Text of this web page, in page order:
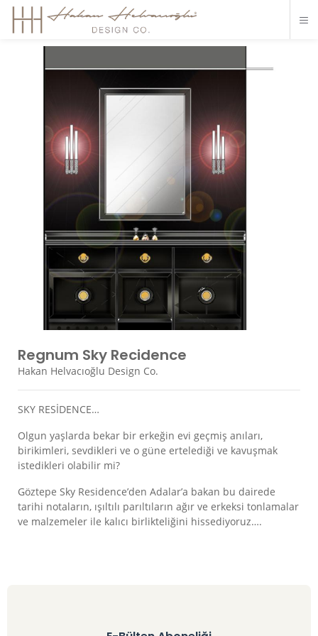
Regnum Sky Recidence
Hakan Helvacıoğlu Design Co.
SKY RESİDENCE…
Olgun yaşlarda bekar bir erkeğin evi geçmiş anıları,
birikimleri, sevdikleri ve o güne ertelediği ve kavuşmak
istedikleri olabilir mi?
Göztepe Sky Residence’den Adalar’a bakan bu dairede
tarihi notaların, ışıltılı parıltıların ağır ve erkeksi tonlamalar
ve malzemeler ile kalıcı birlikteliğini hissediyoruz….